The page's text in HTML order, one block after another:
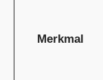
Merkmal